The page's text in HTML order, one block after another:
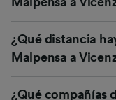
¿Qué distancia
Malpensa a
¿Qué compañías